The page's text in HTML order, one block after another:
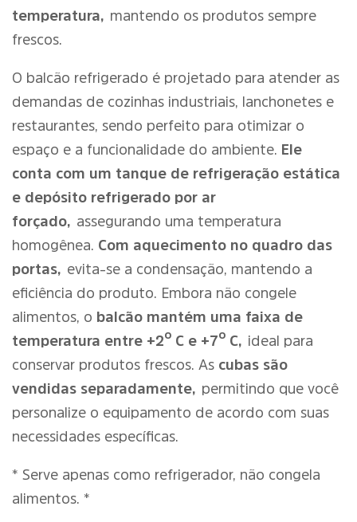
temperatura, mantendo os produtos sempre
frescos.
O balcão refrigerado é projetado para atender as
demandas de cozinhas industriais, lanchonetes e
restaurantes, sendo perfeito para otimizar o
espaço e a funcionalidade do ambiente. Ele
conta com um tanque de refrigeração estática
e depósito refrigerado por ar
forçado, assegurando uma temperatura
homogênea. Com aquecimento no quadro das
portas, evita-se a condensação, mantendo a
eficiência do produto. Embora não congele
alimentos, o balcão mantém uma faixa de
temperatura entre +2º C e +7º C, ideal para
conservar produtos frescos. As cubas são
vendidas separadamente, permitindo que você
personalize o equipamento de acordo com suas
necessidades específicas.
* Serve apenas como refrigerador, não congela
alimentos. *